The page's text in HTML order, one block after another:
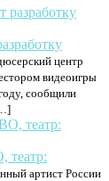
центр
видеоигры
сообщили
театр:
артист России